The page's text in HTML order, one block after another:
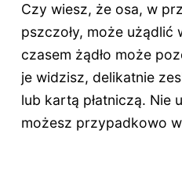
Czy wiesz, że osa, w
pszczoły, może użądlić
czasem żądło może
je widzisz, delikatnie
lub kartą płatniczą. Nie
możesz przypadkowo